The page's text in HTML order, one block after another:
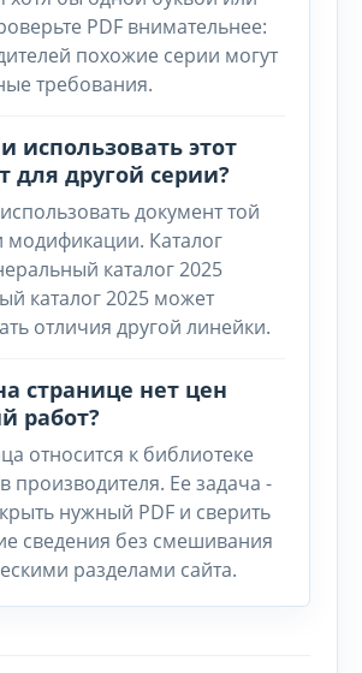
PDF внимательнее:
похожие серии могут
требования.
использовать этот
для другой серии?
документ той
модификации. Каталог
каталог 2025
каталог 2025 может
отличия другой линейки.
странице нет цен
работ?
относится к библиотеке
производителя. Ее задача -
нужный PDF и сверить
сведения без смешивания
разделами сайта.